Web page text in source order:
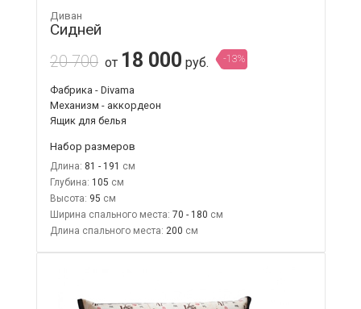
Диван
Сидней
20 700 от 18 000 руб. -13%
Фабрика - Divama
Механизм - аккордеон
Ящик для белья
Набор размеров
Длина: 81 - 191
Глубина: 105
Высота: 95
Ширина спального места: 70 - 180
Длина спального места: 200